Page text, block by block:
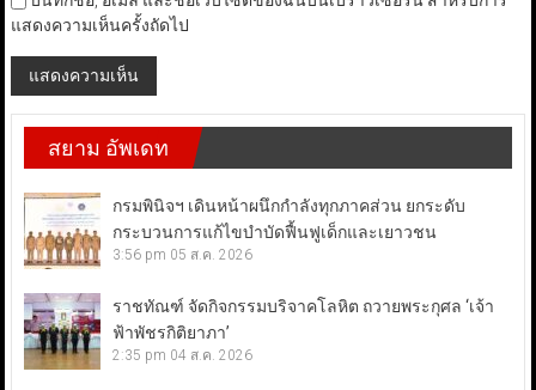
แสดงความเห็นครั้งถัดไป
สยาม อัพเดท
กรมพินิจฯ เดินหน้าผนึกกำลังทุกภาคส่วน ยกระดับ
กระบวนการแก้ไขบำบัดฟื้นฟูเด็กและเยาวชน
3:56 pm 05 ส.ค. 2026
ราชทัณฑ์ จัดกิจกรรมบริจาคโลหิต ถวายพระกุศล ‘เจ้า
ฟ้าพัชรกิติยาภา’
2:35 pm 04 ส.ค. 2026